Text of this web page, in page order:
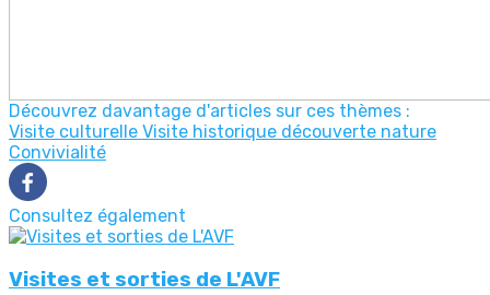
Découvrez davantage d'articles sur ces thèmes :
Visite culturelle Visite historique découverte nature
Convivialité
Consultez également
Visites et sorties de L'AVF